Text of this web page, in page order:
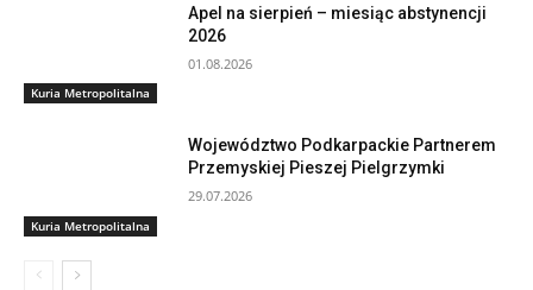
Kuria Metropolitalna
Apel na sierpień – miesiąc abstynencji
2026
01.08.2026
Kuria Metropolitalna
Województwo Podkarpackie Partnerem
Przemyskiej Pieszej Pielgrzymki
29.07.2026